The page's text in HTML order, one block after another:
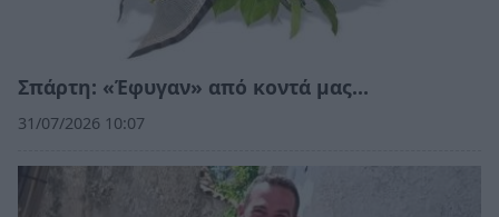
Σπάρτη: «Έφυγαν» από κοντά μας…
31/07/2026 10:07